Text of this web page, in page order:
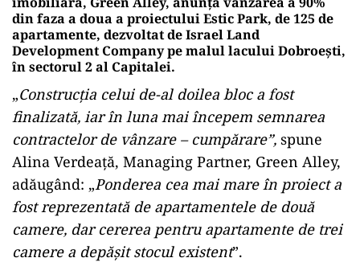
din faza a doua a proiectului Estic Park, de 125 de
apartamente, dezvoltat de Israel Land
Development Company pe malul lacului Dobroești,
în sectorul 2 al Capitalei.
„Construcția celui de-al doilea bloc a fost
finalizată, iar în luna mai începem semnarea
contractelor de vânzare – cumpărare”, spune
Alina Verdeață, Managing Partner, Green Alley,
adăugând: „Ponderea cea mai mare în proiect a
fost reprezentată de apartamentele de două
camere, dar cererea pentru apartamente de trei
camere a depășit stocul existent”.